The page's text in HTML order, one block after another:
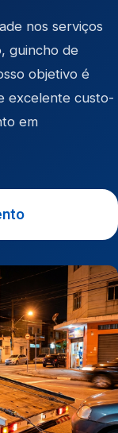
nos serviços
, guincho de
objetivo é
excelente custo-
em